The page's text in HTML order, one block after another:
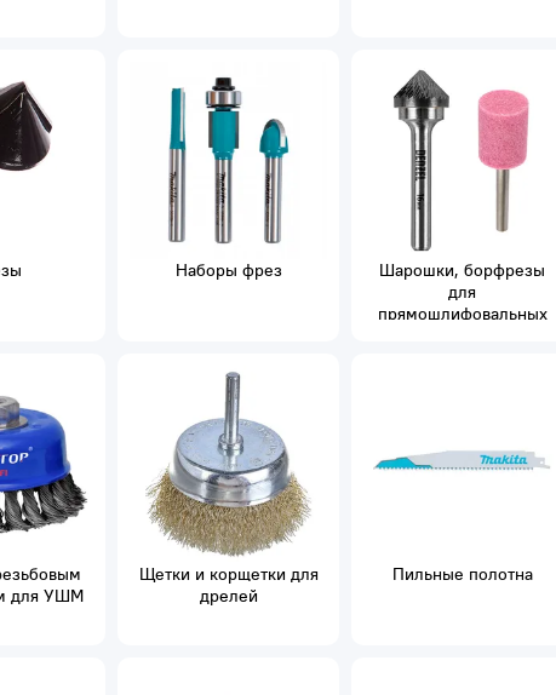
Наборы фрез
Шарошки, борфрезы
для
прямошлифовальных
для УШМ
Щетки и корщетки для
дрелей
Пильные полотна